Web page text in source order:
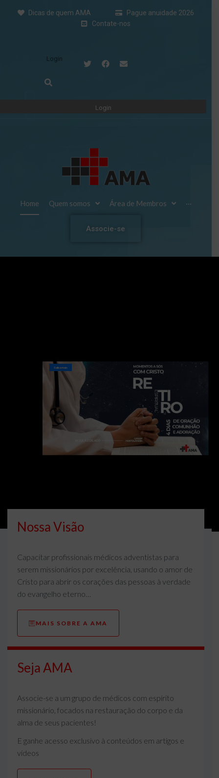
Dicas de quem AMA
Pague anuidade 2026
Contate-nos
Login
Home Quem somos Área de Membros ···
Associe-se
Saiba mais
Nossa Visão
Capacitar profissionais médicos adventistas para
serem missionários por excelência, usando o amor de
Cristo para abrir os corações das pessoas à verdade
do evangelho eterno…
MAIS SOBRE A AMA
Seja AMA
Associe-se a um grupo de médicos com espírito
missionário, focados na restauração do corpo e da
alma de seus pacientes!
E ganhe acesso exclusivo à conteúdos em artigos e
vídeos